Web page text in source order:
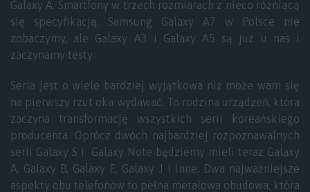
Galaxy A. Smartfony w trzech rozmiarach z nieco różniącą
się specyfikacją. Samsung Galaxy A7 w Polsce nie
zobaczymy, ale Galaxy A3 i Galaxy A5 są już u nas i
zaczynamy testy.
Seria jest o wiele bardziej wyjątkowa niż może wam się
na pierwszy rzut oka wydawać. To rodzina urządzeń, która
zaczyna transformację wszystkich serii koreańskiego
producenta. Oprócz dwóch najbardziej rozpoznawalnych
serii Galaxy S i Galaxy Note będziemy mieli teraz Galaxy
A, Galaxy B, Galaxy E, Galaxy J i inne. Dwa najważniejsze
aspekty obu telefonów to pełna metalowa obudowa, która